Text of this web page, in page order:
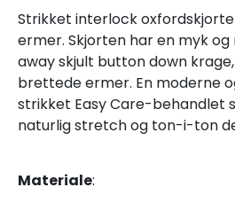
Strikket interlock
ermer. Skjorten har en myk
away skjult button down
brettede ermer. En moderne
strikket Easy Care-behandlet
naturlig stretch og ton-i-ton
Materiale: